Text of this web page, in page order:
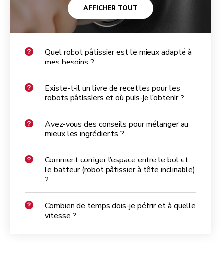
AFFICHER TOUT
Quel robot pâtissier est le mieux adapté à
mes besoins ?
Existe-t-il un livre de recettes pour les
robots pâtissiers et où puis-je l’obtenir ?
Avez-vous des conseils pour mélanger au
mieux les ingrédients ?
Comment corriger l’espace entre le bol et
le batteur (robot pâtissier à tête inclinable)
?
Combien de temps dois-je pétrir et à quelle
vitesse ?